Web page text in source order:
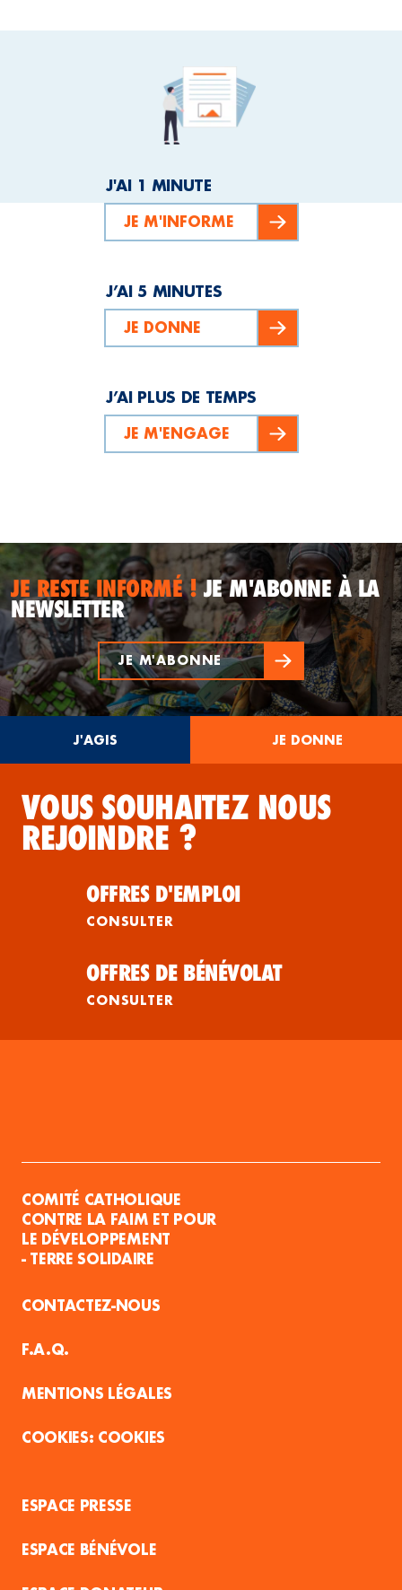
J'AI 1 MINUTE
JE M'INFORME
J’AI 5 MINUTES
JE DONNE
J’AI PLUS DE TEMPS
JE M'ENGAGE
JE RESTE INFORMÉ !JE M'ABONNE À LA
NEWSLETTER
JE M'ABONNE
J'AGIS JE DONNE
VOUS SOUHAITEZ NOUS
REJOINDRE ?
OFFRES D'EMPLOI
CONSULTER
OFFRES DE BÉNÉVOLAT
CONSULTER
COMITÉ CATHOLIQUE
CONTRE LA FAIM ET POUR
LE DÉVELOPPEMENT
- TERRE SOLIDAIRE
CONTACTEZ-NOUS
F.A.Q.
MENTIONS LÉGALES
COOKIES
ESPACE PRESSE
ESPACE BÉNÉVOLE